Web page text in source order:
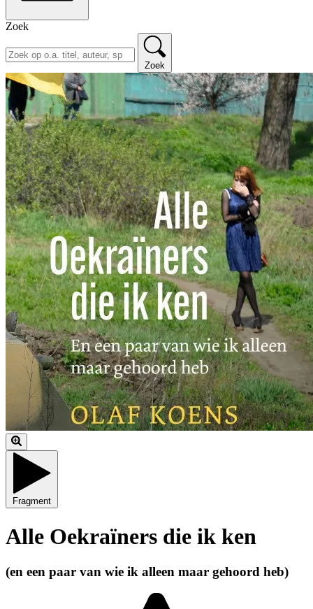
Zoek
Zoek
Fragment
Alle Oekraïners die ik ken
(en een paar van wie ik alleen maar gehoord heb)